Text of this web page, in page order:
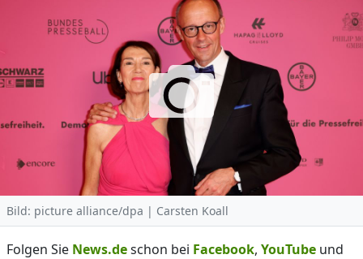
Bild: picture alliance/dpa | Carsten Koall
Folgen Sie News.deschon bei Facebook, YouTube und